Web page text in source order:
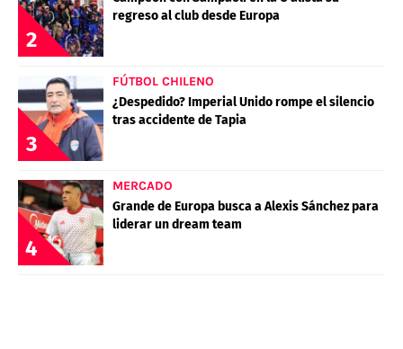
2
regreso al club desde Europa
3
FÚTBOL CHILENO
¿Despedido? Imperial Unido rompe el silencio
tras accidente de Tapia
4
MERCADO
Grande de Europa busca a Alexis Sánchez para
liderar un dream team